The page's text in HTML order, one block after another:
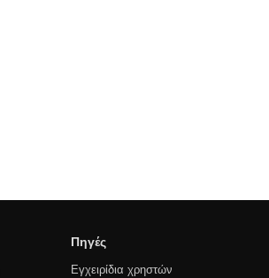
Πηγές
Εγχειρίδια χρηστών